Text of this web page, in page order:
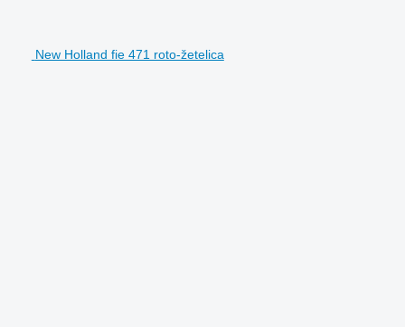
New Holland fie 471 roto-žetelica